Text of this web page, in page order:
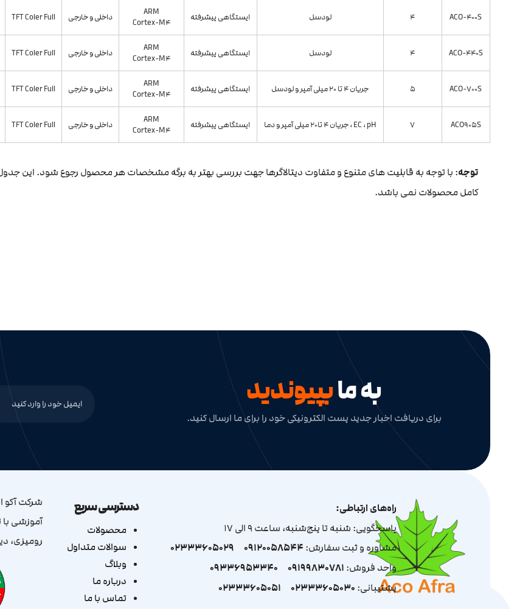
ACO-400S
4 لودسل ایستگاهی پیشرفته
ARM
Cortex-M4
داخلی و خارجی TFT Coler Full
ACO-440S
4 لودسل ایستگاهی پیشرفته
ARM
Cortex-M4
داخلی و خارجی TFT Coler Full
ACO-700S
5 جریان 4 تا 20 میلی آمپر و لودسل ایستگاهی پیشرفته
ARM
Cortex-M4
داخلی و خارجی TFT Coler Full
ACO905S
7 EC ، pH ، جریان 4 تا20 میلی آمپر و دما ایستگاهی پیشرفته
ARM
Cortex-M4
داخلی و خارجی TFT Coler Full
توجه: با توجه به قابلیت های متنوع و متفاوت دیتالاگرها جهت بررسی بهتر به برگه مشخصات هر محصول رجوع شود. این
کامل محصولات نمی باشد.
به مابپیوندید
برای دریافت اخبار جدید پست الکترونیکی خود را برای ما ارسال کنید.
راه‌های ارتباطی:
پاسخگویی: شنبه تا پنج‌شنبه، ساعت 9 الی 17
مشاوره و ثبت سفارش: 09120058544
02333605029
واحد فروش: 09199830781
09336953340
پشتیبانی: 02333605030
02333605051
دسترسی سریع
محصولات
سوالات متداول
وبلاگ
درباره ما
تماس با ما
رومیزی،